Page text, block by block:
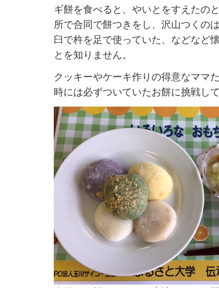
ギ餅を食べると、やいとをすえたの
所で合同で餅つきをし、沢山つくの
臼で杵を足で使っていた、などなど
とを知りません。
クッキーやケーキ作りの得意なママ
時には必ずついていたお餅に挑戦し